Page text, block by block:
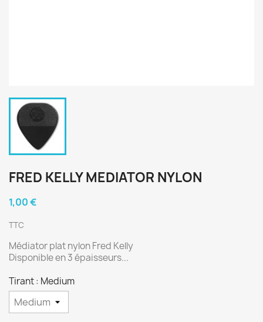
FRED KELLY MEDIATOR NYLON
1,00 €
TTC
Médiator plat nylon Fred Kelly
Disponible en 3 épaisseurs...
Tirant : Medium